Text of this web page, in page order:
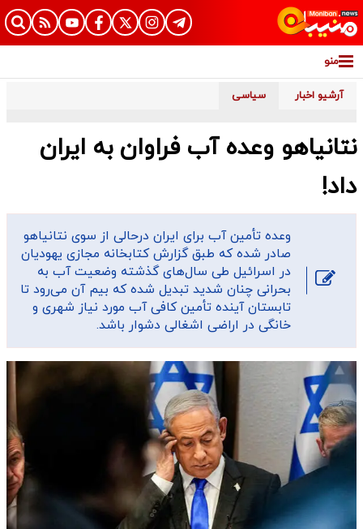
منو
آرشیو اخبار سیاسی
نتانیاهو وعده آب فراوان به ایران
داد!
وعده تأمین آب برای ایران درحالی از سوی نتانیاهو
صادر شده که طبق گزارش کتابخانه مجازی یهودیان
در اسرائیل طی سال‌های گذشته وضعیت آب به
بحرانی چنان شدید تبدیل شده که بیم آن می‌رود تا
تابستان آینده تأمین کافی آب مورد نیاز شهری و
خانگی در اراضی اشغالی دشوار باشد.